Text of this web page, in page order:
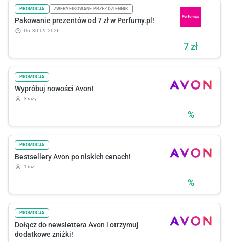
7 zł
PROMOCJA ZWERYFIKOWANE PRZEZ DZIENNIK
Pakowanie prezentów od 7 zł w Perfumy.pl!
do 30.09.2026
%
PROMOCJA
Wypróbuj nowości Avon!
3 razy
%
PROMOCJA
Bestsellery Avon po niskich cenach!
1 raz
PROMOCJA
Dołącz do newslettera Avon i otrzymuj
dodatkowe zniżki!